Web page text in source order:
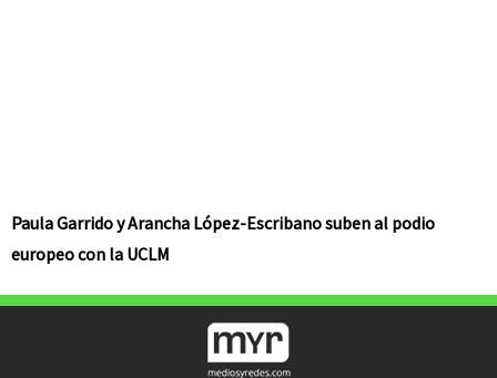
Paula Garrido y Arancha López-Escribano suben al podio
europeo con la UCLM